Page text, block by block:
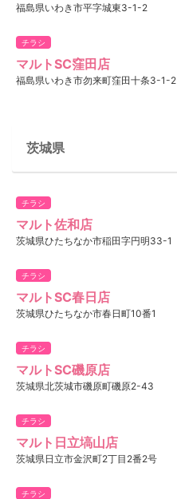
福島県いわき市平字城東3-1-2
チラシ
マルトSC窪田店
福島県いわき市勿来町窪田十条3-1-2
茨城県
チラシ
マルト佐和店
茨城県ひたちなか市稲田字円明33-1
チラシ
マルトSC春日店
茨城県ひたちなか市春日町10番1
チラシ
マルトSC磯原店
茨城県北茨城市磯原町磯原2-43
チラシ
マルト日立塙山店
茨城県日立市金沢町2丁目2番2号
チラシ